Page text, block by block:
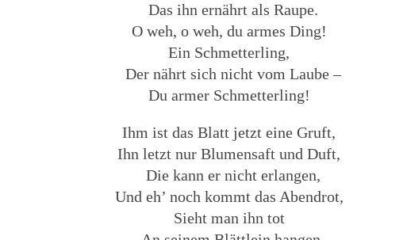
Das ihn ernährt als Raupe.
O weh, o weh, du armes Ding!
Ein Schmetterling,
Der nährt sich nicht vom Laube –
Du armer Schmetterling!
Ihm ist das Blatt jetzt eine Gruft,
Ihn letzt nur Blumensaft und Duft,
Die kann er nicht erlangen,
Und eh’ noch kommt das Abendrot,
Sieht man ihn tot